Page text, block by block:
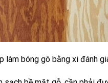
làm bóng gõ bằng xi đánh